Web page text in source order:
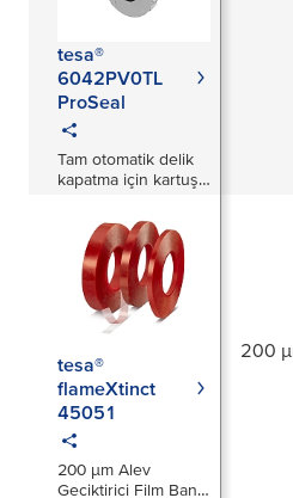
tesa®
6042PV0TL
ProSeal
Tam otomatik delik
kapatma için kartuş
tesa®
flameXtinct
45051
200 µm Alev
Geciktirici Film Bant
200